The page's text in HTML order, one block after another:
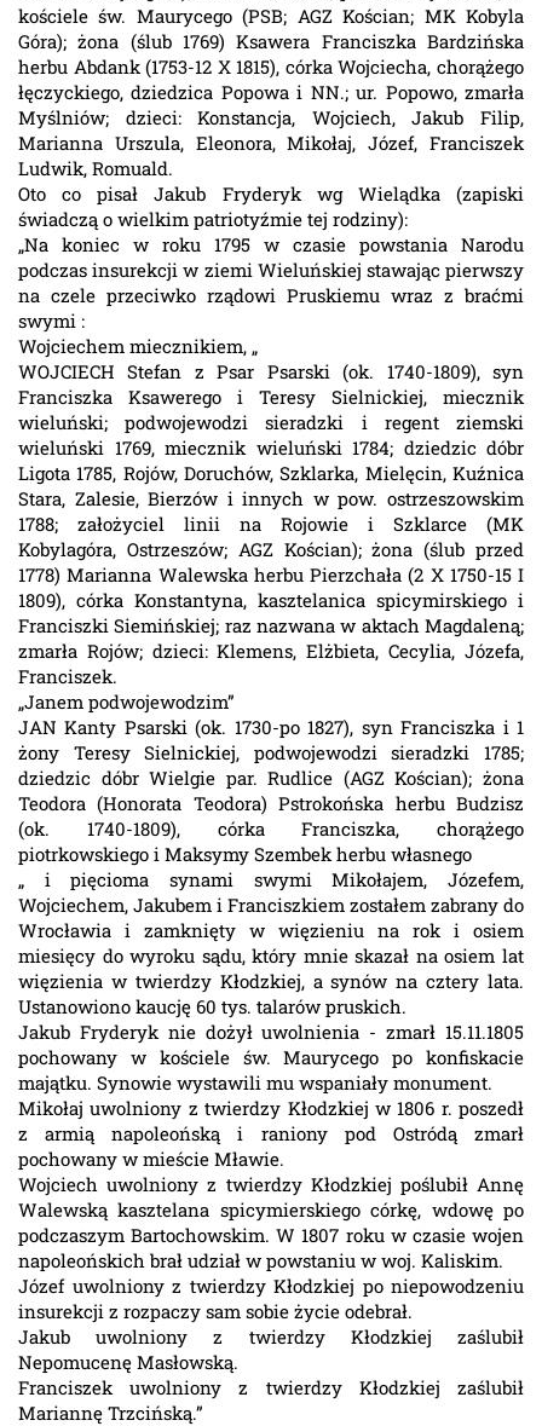
kościele św. Maurycego (PSB; AGZ Kościan; MK Kobyla
Góra); żona (ślub 1769) Ksawera Franciszka Bardzińska
herbu Abdank (1753-12 X 1815), córka Wojciecha, chorążego
łęczyckiego, dziedzica Popowa i NN.; ur. Popowo, zmarła
Myślniów; dzieci: Konstancja, Wojciech, Jakub Filip,
Marianna Urszula, Eleonora, Mikołaj, Józef, Franciszek
Ludwik, Romuald.
Oto co pisał Jakub Fryderyk wg Wielądka (zapiski
świadczą o wielkim patriotyźmie tej rodziny):
„Na koniec w roku 1795 w czasie powstania Narodu
podczas insurekcji w ziemi Wieluńskiej stawając pierwszy
na czele przeciwko rządowi Pruskiemu wraz z braćmi
swymi :
Wojciechem miecznikiem, „
WOJCIECH Stefan z Psar Psarski (ok. 1740-1809), syn
Franciszka Ksawerego i Teresy Sielnickiej, miecznik
wieluński; podwojewodzi sieradzki i regent ziemski
wieluński 1769, miecznik wieluński 1784; dziedzic dóbr
Ligota 1785, Rojów, Doruchów, Szklarka, Mielęcin, Kuźnica
Stara, Zalesie, Bierzów i innych w pow. ostrzeszowskim
1788; założyciel linii na Rojowie i Szklarce (MK
Kobylagóra, Ostrzeszów; AGZ Kościan); żona (ślub przed
1778) Marianna Walewska herbu Pierzchała (2 X 1750-15 I
1809), córka Konstantyna, kasztelanica spicymirskiego i
Franciszki Siemińskiej; raz nazwana w aktach Magdaleną;
zmarła Rojów; dzieci: Klemens, Elżbieta, Cecylia, Józefa,
Franciszek.
„Janem podwojewodzim”
JAN Kanty Psarski (ok. 1730-po 1827), syn Franciszka i 1
żony Teresy Sielnickiej, podwojewodzi sieradzki 1785;
dziedzic dóbr Wielgie par. Rudlice (AGZ Kościan); żona
Teodora (Honorata Teodora) Pstrokońska herbu Budzisz
(ok. 1740-1809), córka Franciszka, chorążego
piotrkowskiego i Maksymy Szembek herbu własnego
„ i pięcioma synami swymi Mikołajem, Józefem,
Wojciechem, Jakubem i Franciszkiem zostałem zabrany do
Wrocławia i zamknięty w więzieniu na rok i osiem
miesięcy do wyroku sądu, który mnie skazał na osiem lat
więzienia w twierdzy Kłodzkiej, a synów na cztery lata.
Ustanowiono kaucję 60 tys. talarów pruskich.
Jakub Fryderyk nie dożył uwolnienia - zmarł 15.11.1805
pochowany w kościele św. Maurycego po konfiskacie
majątku. Synowie wystawili mu wspaniały monument.
Mikołaj uwolniony z twierdzy Kłodzkiej w 1806 r. poszedł
z armią napoleońską i raniony pod Ostródą zmarł
pochowany w mieście Mławie.
Wojciech uwolniony z twierdzy Kłodzkiej poślubił Annę
Walewską kasztelana spicymierskiego córkę, wdowę po
podczaszym Bartochowskim. W 1807 roku w czasie wojen
napoleońskich brał udział w powstaniu w woj. Kaliskim.
Józef uwolniony z twierdzy Kłodzkiej po niepowodzeniu
insurekcji z rozpaczy sam sobie życie odebrał.
Jakub uwolniony z twierdzy Kłodzkiej zaślubił
Nepomucenę Masłowską.
Franciszek uwolniony z twierdzy Kłodzkiej zaślubił
Mariannę Trzcińską.”